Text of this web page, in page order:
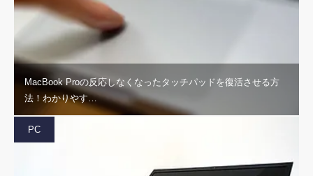
MacBook Proの反応しなくなったタッチパッドを復活させる方
法！わかりやす…
PC